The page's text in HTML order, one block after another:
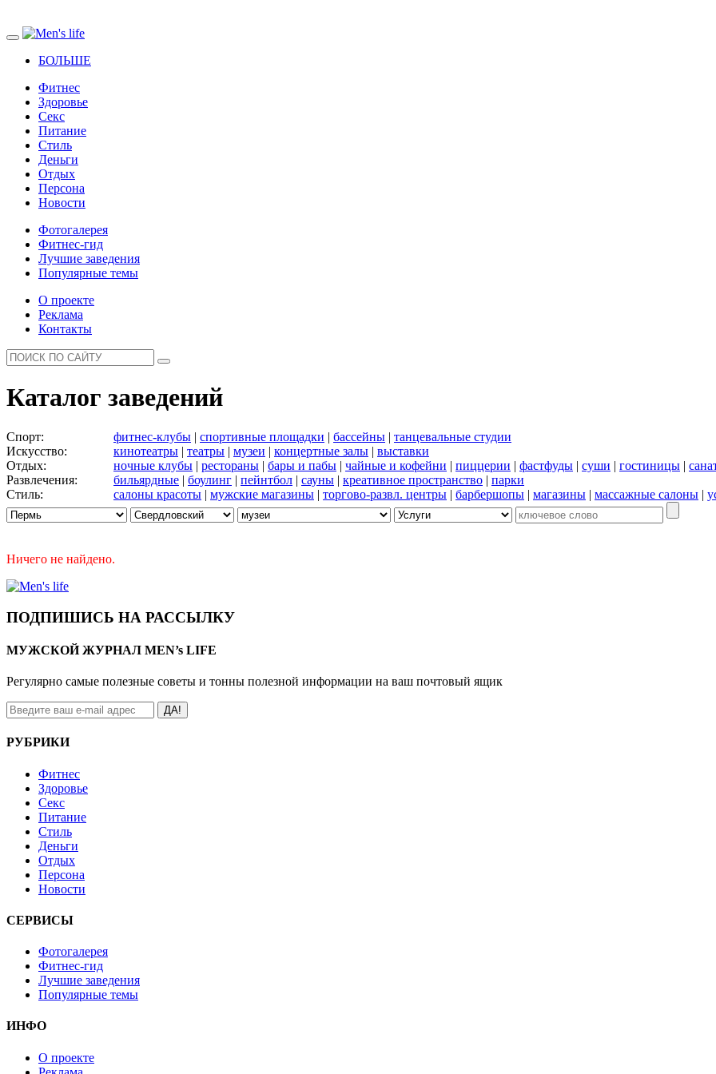
БОЛЬШЕ
Фитнес
Здоровье
Секс
Питание
Стиль
Деньги
Отдых
Персона
Новости
Фотогалерея
Фитнес-гид
Лучшие заведения
Популярные темы
О проекте
Реклама
Контакты
Каталог заведений
Спорт: фитнес-клубы | спортивные площадки | бассейны | танцевальные студии
Искусство:
кинотеатры | театры | музеи | концертные залы | выставки
Отдых:
ночные клубы | рестораны | бары и пабы | чайные и кофейни | пиццерии | фастфуды | суши | гостиницы |
Развлечения:
бильярдные | боулинг | пейнтбол | сауны | креативное пространство | парки
Стиль:
салоны красоты | мужские магазины | торгово-развл. центры | барбершопы | магазины | массажные салоны |
Ничего не найдено.
ПОДПИШИСЬ НА РАССЫЛКУ
МУЖСКОЙ ЖУРНАЛ MEN’s LIFE
Регулярно самые полезные советы и тонны полезной информации на ваш почтовый ящик
ДА!
РУБРИКИ
Фитнес
Здоровье
Секс
Питание
Стиль
Деньги
Отдых
Персона
Новости
СЕРВИСЫ
Фотогалерея
Фитнес-гид
Лучшие заведения
Популярные темы
ИНФО
О проекте